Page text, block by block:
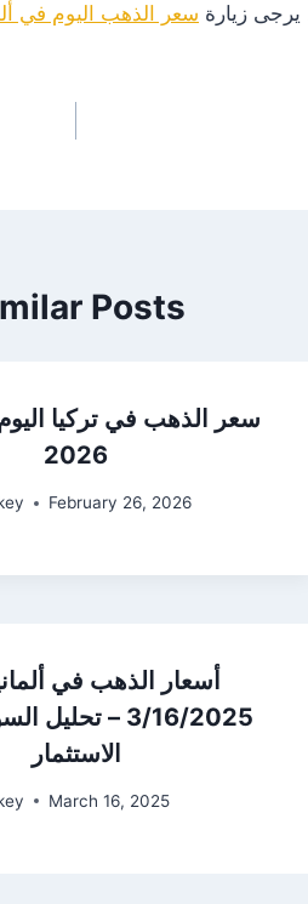
يرجى زيارة سعر الذهب اليوم في
Posts
2026
February 26, 2026
أسعار الذهب في
3/16/2025 –
الاستثمار
March 16, 2025